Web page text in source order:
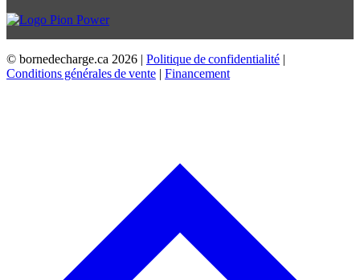
© bornedecharge.ca 2026 | Politique de confidentialité |
Conditions générales de vente | Financement